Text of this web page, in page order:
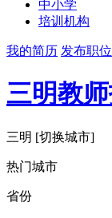
中小学
培训机构
我的简历 发布职位
三明教
三明 [切换城市]
热门城市
省份